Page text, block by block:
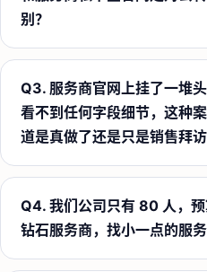
别？
Q3. 服务商官网上挂了一堆
看不到任何字段细节，这种
道是真做了还是只是销售拜访
Q4. 我们公司只有 80 人，
钻石服务商，找小一点的服